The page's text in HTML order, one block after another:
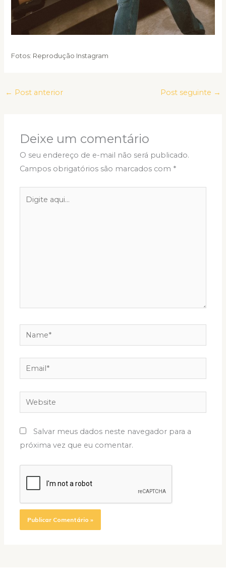
Fotos: Reprodução Instagram
← Post anterior Post seguinte →
Deixe um comentário
O seu endereço de e-mail não será publicado.
Campos obrigatórios são marcados com *
aqui...
Name*
Email*
Website
Salvar meus dados neste navegador para a
próxima vez que eu comentar.